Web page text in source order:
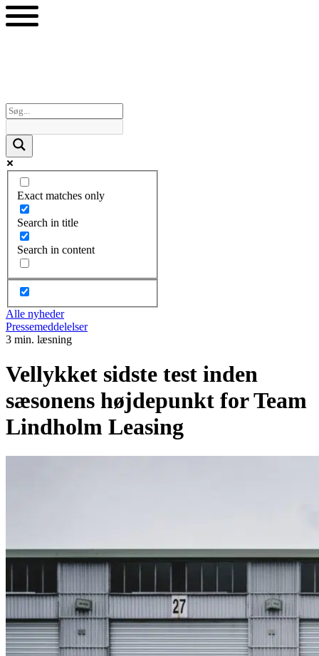
Videre
til
Exact matches only
Search in title
Search in content
Alle nyheder
Pressemeddelelser
3 min. læsning
Vellykket sidste test inden
sæsonens højdepunkt for Team
Lindholm Leasing